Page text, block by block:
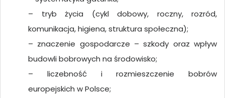
– tryb życia (cykl dobowy, roczny, rozród,
komunikacja, higiena, struktura społeczna);
– znaczenie gospodarcze – szkody oraz wpływ
budowli bobrowych na środowisko;
– liczebność i rozmieszczenie bobrów
europejskich w Polsce;